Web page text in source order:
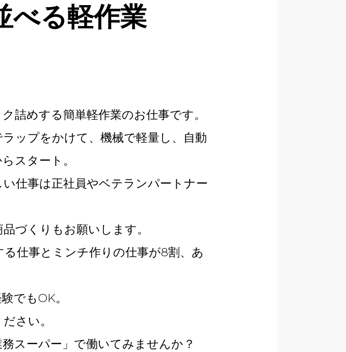
べる軽作業
詰めする簡単軽作業のお仕事です。
ップをかけて、機械で軽量し、自動
スタート。
仕事は正社員やベテランパートナー
づくりもお願いします。
仕事とミンチ作りの仕事が8割、あ
でもOK。
さい。
スーパー」で働いてみませんか？